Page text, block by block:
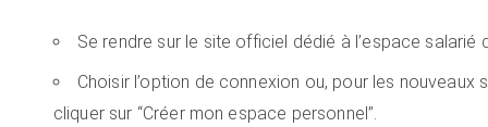
Se rendre sur le site officiel dédié à l’espace salarié
Choisir l’option de connexion ou, pour les nouveaux
cliquer sur “Créer mon espace personnel”.